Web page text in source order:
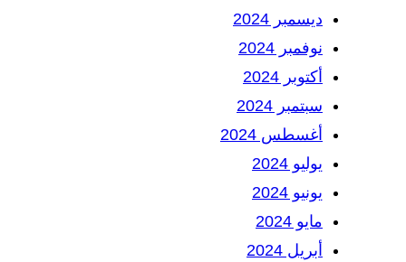
ديسمبر 2024
نوفمبر 2024
أكتوبر 2024
سبتمبر 2024
أغسطس 2024
يوليو 2024
يونيو 2024
مايو 2024
أبريل 2024